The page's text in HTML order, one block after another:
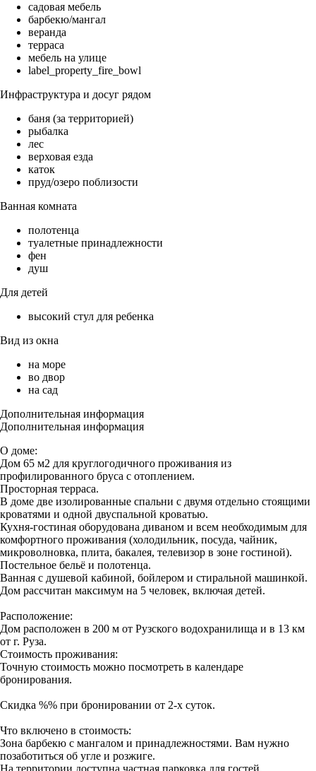
садовая мебель
барбекю/мангал
веранда
терраса
мебель на улице
label_property_fire_bowl
Инфраструктура и досуг рядом
баня (за территорией)
рыбалка
лес
верховая езда
каток
пруд/озеро поблизости
Ванная комната
полотенца
туалетные принадлежности
фен
душ
Для детей
высокий стул для ребенка
Вид из окна
на море
во двор
на сад
Дополнительная информация
Дополнительная информация
О доме:
Дом 65 м2 для круглогодичного проживания из
профилированного бруса с отоплением.
Просторная терраса.
В доме две изолированные спальни с двумя отдельно стоящими
кроватями и одной двуспальной кроватью.
Кухня-гостиная оборудована диваном и всем необходимым для
комфортного проживания (холодильник, посуда, чайник,
микроволновка, плита, бакалея, телевизор в зоне гостиной).
Постельное бельё и полотенца.
Ванная с душевой кабиной, бойлером и стиральной машинкой.
Дом рассчитан максимум на 5 человек, включая детей.
Расположение:
Дом расположен в 200 м от Рузского водохранилища и в 13 км
от г. Руза.
Стоимость проживания:
Точную стоимость можно посмотреть в календаре
бронирования.
Скидка %% при бронировании от 2-х суток.
Что включено в стоимость:
Зона барбекю с мангалом и принадлежностями. Вам нужно
позаботиться об угле и розжиге.
На территории доступна частная парковка для гостей.